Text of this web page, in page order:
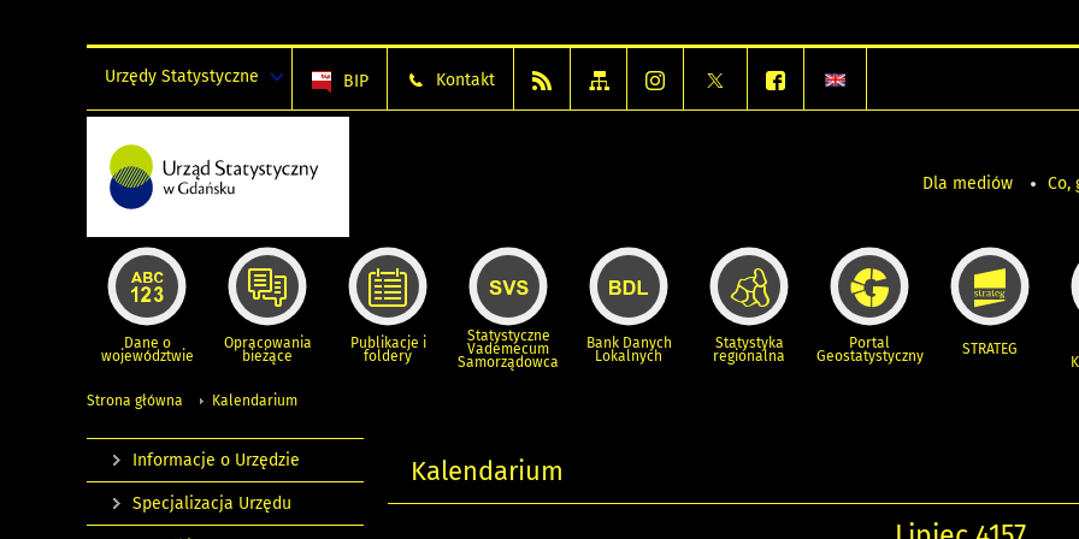
Urzędy Statystyczne BIP Kontakt
Dla mediów Co,
Dane o
województwie
Opracowania
bieżące
Publikacje i
foldery
Statystyczne
Vademecum
Samorządowca
Bank Danych
Lokalnych
Statystyka
regionalna
Portal
Geostatystyczny STRATEG
Strona główna Kalendarium
Kalendarium
Informacje o Urzędzie
Specjalizacja Urzędu